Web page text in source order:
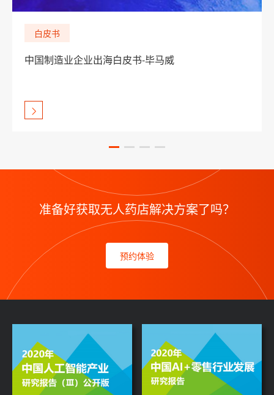
白皮书
中国制造业企业出海白皮书-毕马威
准备好获取无人药店解决方案了吗？
预约体验